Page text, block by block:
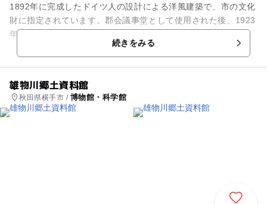
1892年に完成したドイツ人の設計による洋風建築で、市の文化
財に指定されています。郡会議事堂として使用された後、1923
年に旧湯沢町に払い下げられ、その後は公会堂や町役場、公民
続きをみる
雄物川郷土資料館
秋田県横手市 / 博物館・科学館